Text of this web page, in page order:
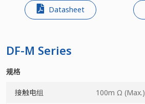
Datasheet
DF-M Series
规格
接触电组 100m Ω (Max.)